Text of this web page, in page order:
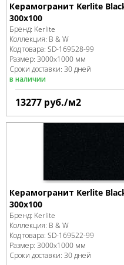
Керамогранит Kerlite
300x100
Бренд: Kerlite
Коллекция: B & W
Код товара: SD-169528-99
Размер: 3000x1000 мм
Сроки доставки: 30 дней
в наличии
13277 руб./м2
Керамогранит Kerlite
300x100
Бренд: Kerlite
Коллекция: B & W
Код товара: SD-169522-99
Размер: 3000x1000 мм
Сроки доставки: 30 дней